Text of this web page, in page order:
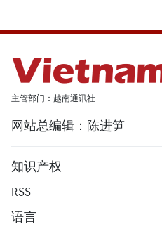
主管部门：越南通讯社
网站总编辑：陈进笋
知识产权
RSS
语言